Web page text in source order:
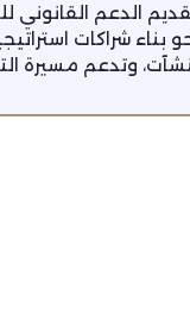
الدعم
بناء شراكات
وتدعم مسيرة